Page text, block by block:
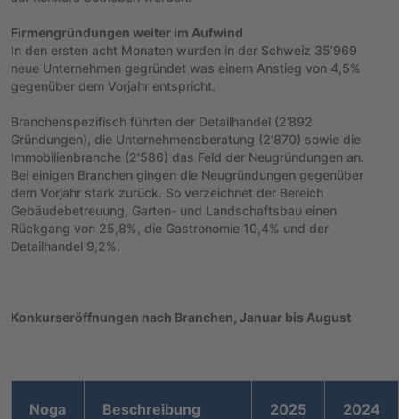
Firmengründungen weiter im Aufwind
In den ersten acht Monaten wurden in der Schweiz 35’969
neue Unternehmen gegründet was einem Anstieg von 4,5%
gegenüber dem Vorjahr entspricht.
Branchenspezifisch führten der Detailhandel (2’892
Gründungen), die Unternehmensberatung (2'870) sowie die
Immobilienbranche (2'586) das Feld der Neugründungen an.
Bei einigen Branchen gingen die Neugründungen gegenüber
dem Vorjahr stark zurück. So verzeichnet der Bereich
Gebäudebetreuung, Garten- und Landschaftsbau einen
Rückgang von 25,8%, die Gastronomie 10,4% und der
Detailhandel 9,2%.
Konkurseröffnungen nach Branchen, Januar bis August
Noga Beschreibung 2025 2024